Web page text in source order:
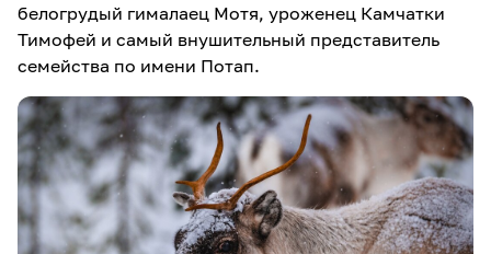
белогрудый гималаец Мотя, уроженец Камчатки
Тимофей и самый внушительный представитель
семейства по имени Потап.